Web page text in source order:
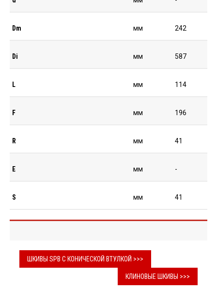
Dm мм 242
Di мм 587
L мм 114
F мм 196
R мм 41
E мм -
S мм 41
ШКИВЫ SPB С КОНИЧЕСКОЙ ВТУЛКОЙ >>>
КЛИНОВЫЕ ШКИВЫ >>>